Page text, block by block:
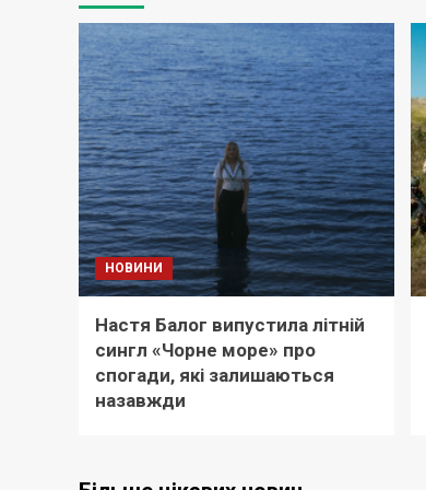
НОВИНИ
Настя Балог випустила літній
сингл «Чорне море» про
спогади, які залишаються
назавжди